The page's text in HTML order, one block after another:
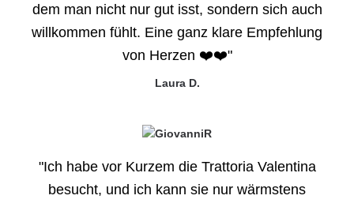
dem man nicht nur gut isst, sondern sich auch
willkommen fühlt. Eine ganz klare Empfehlung
von Herzen ❤️❤️"
Laura D.
"Ich habe vor Kurzem die Trattoria Valentina
besucht, und ich kann sie nur wärmstens